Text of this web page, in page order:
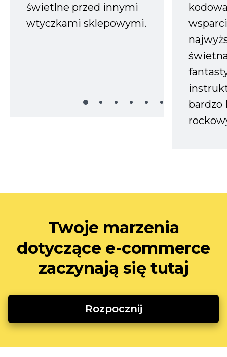
świetlne przed innymi
wtyczkami sklepowymi.
bardzo
Twoje marzenia
dotyczące e-commerce
zaczynają się tutaj
Rozpocznij